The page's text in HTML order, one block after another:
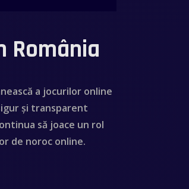
România
a jocurilor online
și transparent
să joace un rol
de noroc online.